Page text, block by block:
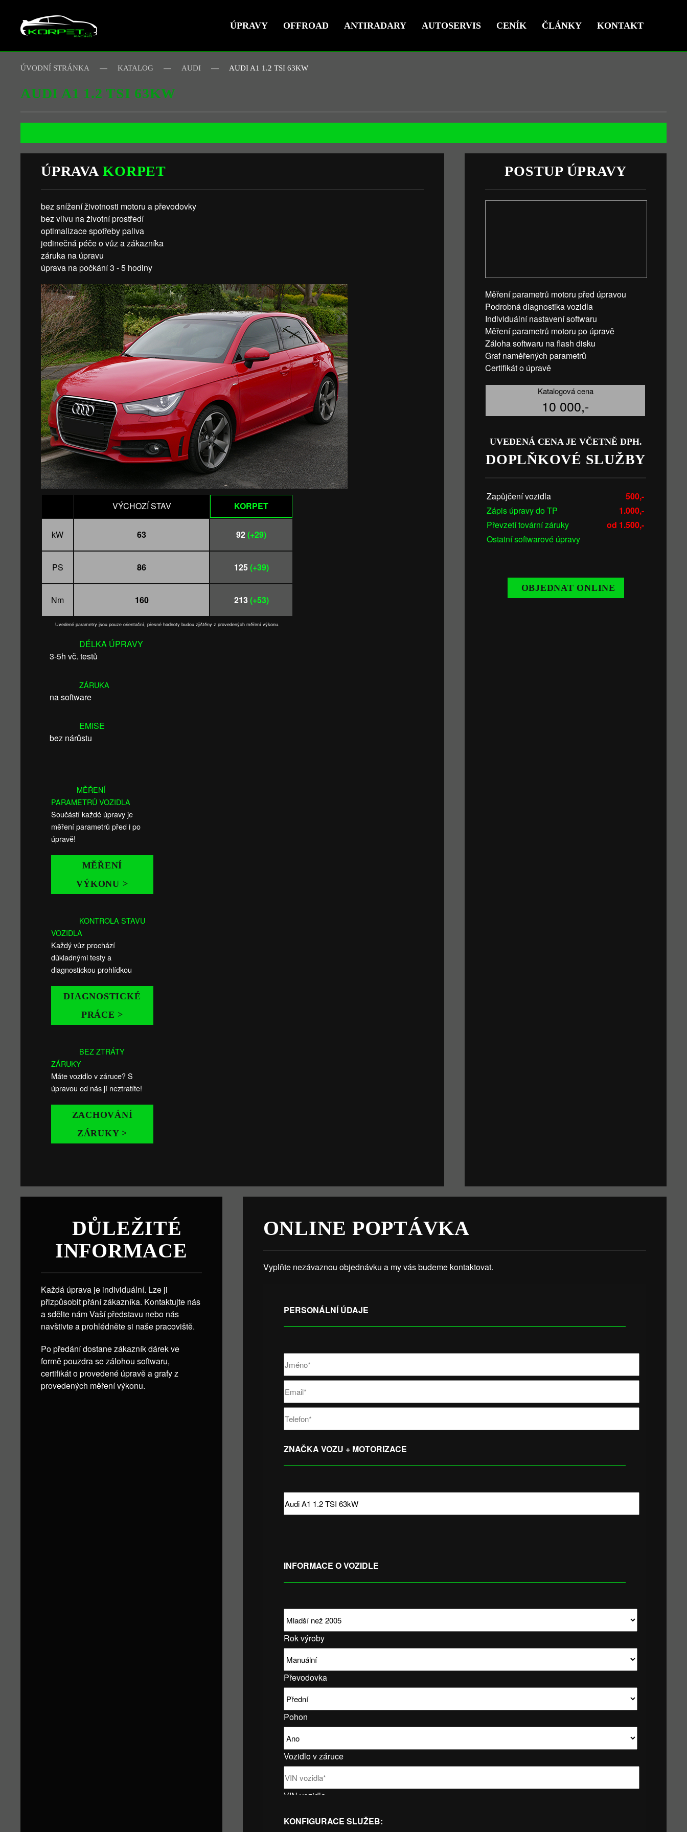
Skip to main content ÚPRAVY OFFROAD ANTIRADARY AUTOSERVIS CENÍK ČLÁNKY KONTAKT
ÚVODNÍ STRÁNKA KATALOG AUDI AUDI A1 1.2 TSI 63KW
AUDI A1 1.2 TSI 63KW
ÚPRAVAKORPET
bez snížení životnosti motoru a převodovky
bez vlivu na životní prostředí
optimalizace spotřeby paliva
jedinečná péče o vůz a zákazníka
záruka na úpravu
úprava na počkání 3 - 5 hodiny
VÝCHOZÍ STAV KORPET
kW 63 92(+29)
PS 86 125(+39)
Nm 160 213(+53)
Uvedené parametry jsou pouze orientační, přesné hodnoty budou zjištěny z provedených měření výkonu.
DÉLKA ÚPRAVY
3-5h vč. testů
ZÁRUKA
na software
EMISE
bez nárůstu
MĚŘENÍ
PARAMETRŮ VOZIDLA
Součástí každé úpravy je
měření parametrů před i po
úpravě!
MĚŘENÍ
VÝKONU >
KONTROLA STAVU
VOZIDLA
Každý vůz prochází
důkladnými testy a
diagnostickou prohlídkou
DIAGNOSTICKÉ
PRÁCE >
BEZ ZTRÁTY
ZÁRUKY
Máte vozidlo v záruce? S
úpravou od nás jí neztratíte!
ZACHOVÁNÍ
ZÁRUKY >
POSTUP ÚPRAVY
Měření parametrů motoru před úpravou
Podrobná diagnostika vozidla
Individuální nastavení softwaru
Měření parametrů motoru po úpravě
Záloha softwaru na flash disku
Graf naměřených parametrů
Certifikát o úpravě
Katalogová cena
10 000,-
UVEDENÁ CENA JE VČETNĚ DPH.
DOPLŇKOVÉ SLUŽBY
Zapůjčení vozidla
500,-
Zápis úpravy do TP
1.000,-
Převzetí tovární záruky
od 1.500,-
Ostatní softwarové úpravy
OBJEDNAT ONLINE
DŮLEŽITÉ
INFORMACE
Každá úprava je individuální. Lze ji
přizpůsobit přání zákazníka. Kontaktujte nás
a sdělte nám Vaší představu nebo nás
navštivte a prohlédněte si naše pracoviště.
Po předání dostane zákazník dárek ve
formě pouzdra se zálohou softwaru,
certifikát o provedené úpravě a grafy z
provedených měření výkonu.
ONLINE POPTÁVKA
Vyplňte nezávaznou objednávku a my vás budeme kontaktovat.
PERSONÁLNÍ ÚDAJE
ZNAČKA VOZU + MOTORIZACE
INFORMACE O VOZIDLE
Rok výroby
Převodovka
Pohon
Vozidlo v záruce
VIN vozidla
KONFIGURACE SLUŽEB: